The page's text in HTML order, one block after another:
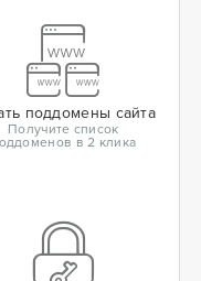
поддомены сайта
Получите список
в 2 клика